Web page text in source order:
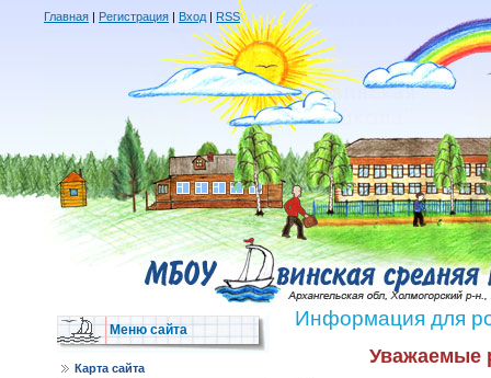
Главная | Регистрация | Вход | RSS
Меню сайта
Карта сайта
Информация для
Уважаемые